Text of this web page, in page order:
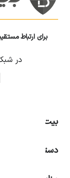
برای ارتباط
در
بیت ایمن
دسترسی آسان